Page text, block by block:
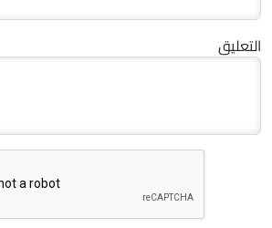
التعليق